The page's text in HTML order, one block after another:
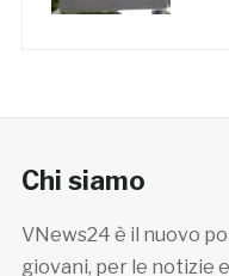
Chi siamo
VNews24 è il nuovo
giovani, per le notizie